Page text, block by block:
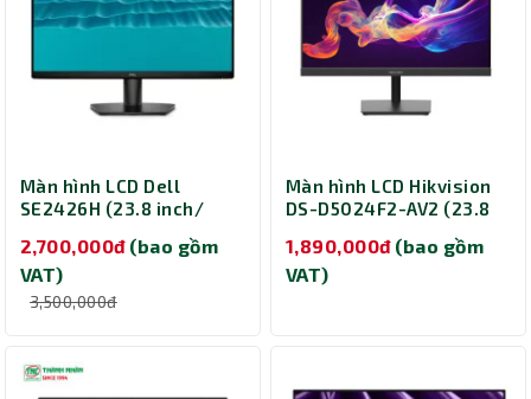
Màn hình LCD Dell
SE2426H (23.8 inch/
cd/m2/ 1ms/ 144Hz)
2,700,000đ (bao gồm
VAT)
3,500,000đ
Màn hình LCD Hikvision
DS-D5024F2-AV2 (23.8
cd/m2/ 7ms/ 100Hz)
1,890,000đ (bao gồm
VAT)